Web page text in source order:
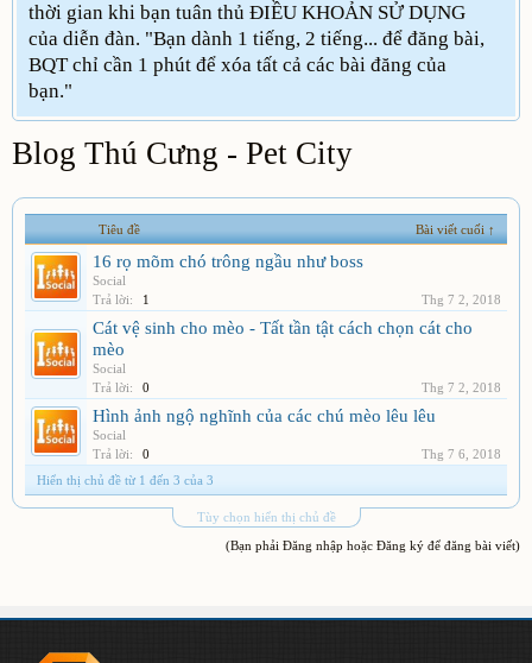
thời gian khi bạn tuân thủ ĐIỀU KHOẢN SỬ DỤNG
của diễn đàn. "Bạn dành 1 tiếng, 2 tiếng... để đăng bài,
BQT chỉ cần 1 phút để xóa tất cả các bài đăng của
bạn."
Blog Thú Cưng - Pet City
Tiêu đề Bài viết cuối ↑
16 rọ mõm chó trông ngầu như boss
Social
Trả lời:
1 Thg 7 2, 2018
Cát vệ sinh cho mèo - Tất tần tật cách chọn cát cho
mèo
Social
Trả lời:
0 Thg 7 2, 2018
Hình ảnh ngộ nghĩnh của các chú mèo lêu lêu
Social
Trả lời:
0
Thg 7 6, 2018
Hiển thị chủ đề từ 1 đến 3 của 3
Tùy chọn hiển thị chủ đề
(Bạn phải Đăng nhập hoặc Đăng ký để đăng bài viết)